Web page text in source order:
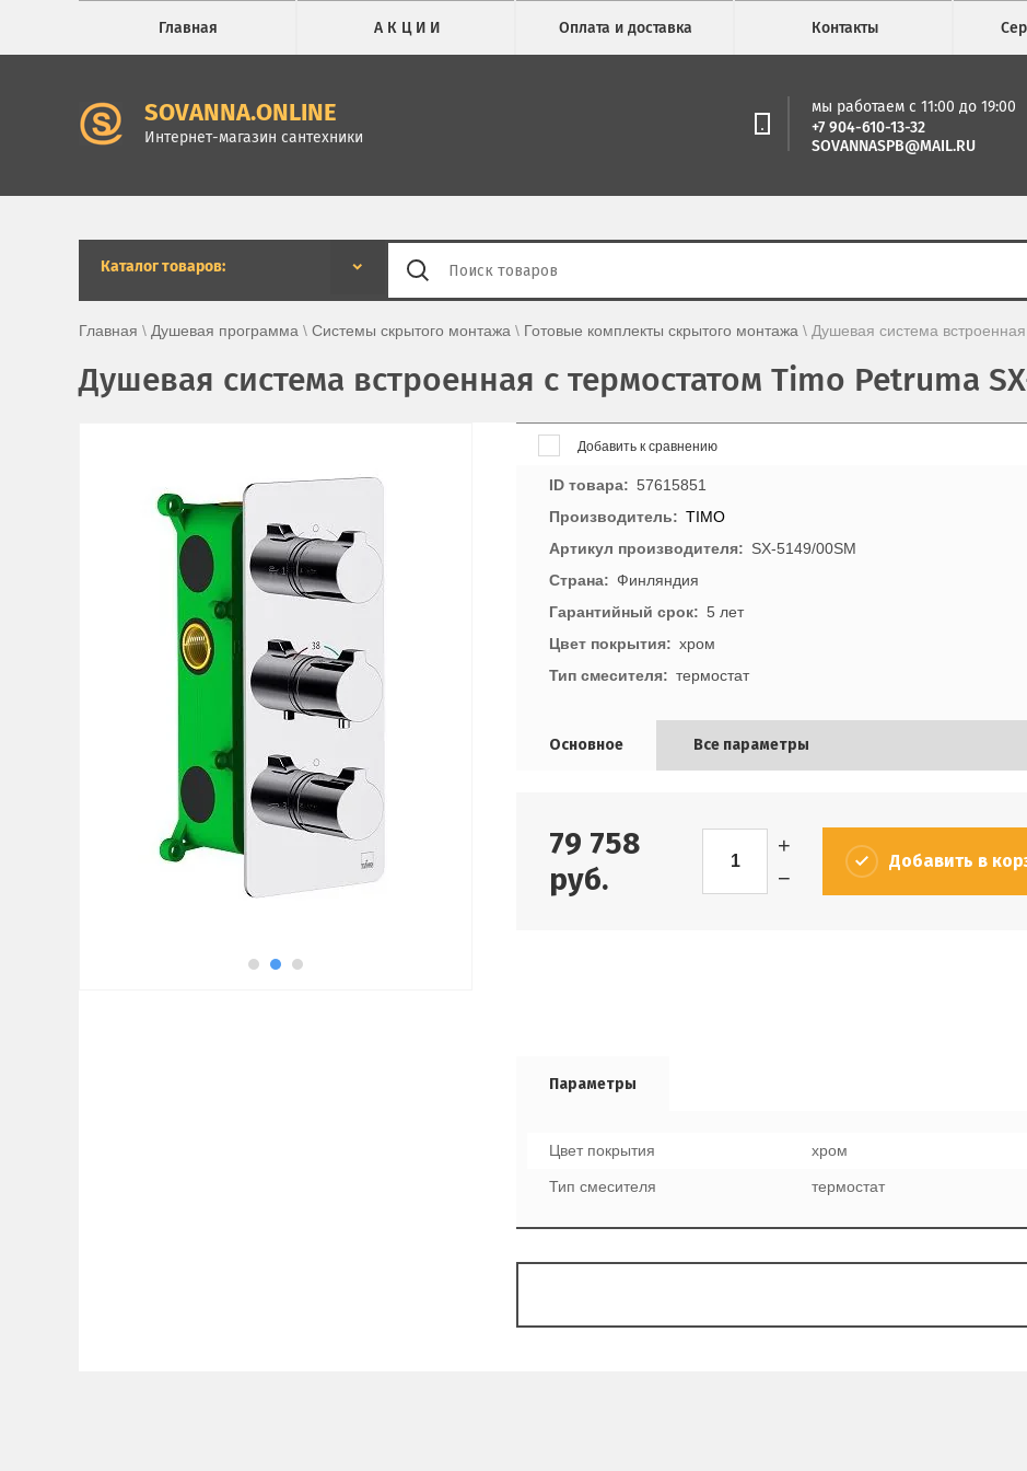
Главная А К Ц И И Оплата и доставка Контакты
SOVANNA.ONLINE
Интернет-магазин сантехники
мы работаем с 11:00 до 19:00
+7 904-610-13-32
SOVANNASPB@MAIL.RU
Каталог товаров:
Главная \ Душевая программа \ Системы скрытого монтажа \ Готовые комплекты скрытого монтажа \ Душевая система
Душевая система встроенная с термостатом Timo Petruma
Добавить к сравнению
ID товара
57615851
Производитель
TIMO
Артикул производителя
SX-5149/00SM
Страна
Финляндия
Гарантийный срок
5 лет
Цвет покрытия
хром
Тип смесителя
термостат
Основное Все параметры
79 758
руб.
−
+
Добавить в
Параметры
Цвет покрытия хром
Тип смесителя термостат